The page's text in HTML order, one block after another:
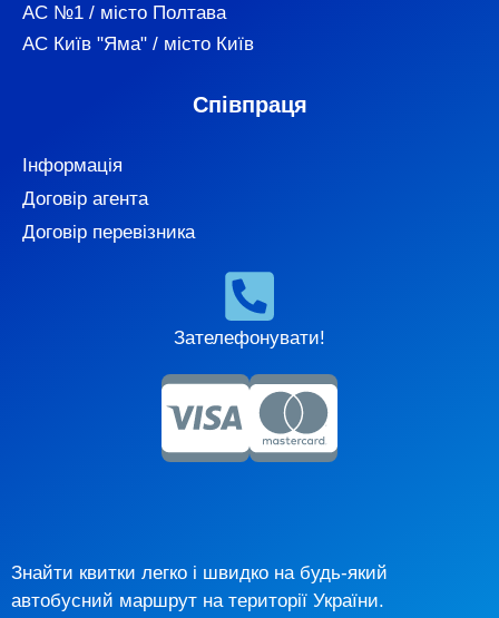
АС №1 / місто Полтава
АС Київ "Яма" / місто Київ
Співпраця
Інформація
Договір агента
Договір перевізника
Зателефонувати!
Знайти квитки легко і швидко на будь-який
автобусний маршрут на території України.